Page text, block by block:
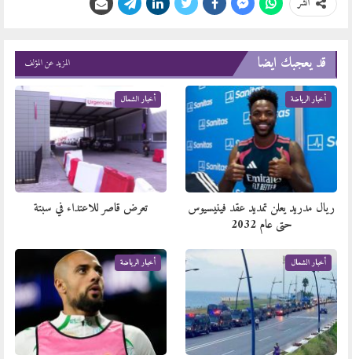
قد يعجبك ايضا المزيد عن المؤلف
أخبار الرياضة
ريال مدريد يعلن تمديد عقد فينيسيوس
حتى عام 2032
أخبار الشمال
تعرض قاصر للاعتداء في سبتة
أخبار الشمال أخبار الرياضة